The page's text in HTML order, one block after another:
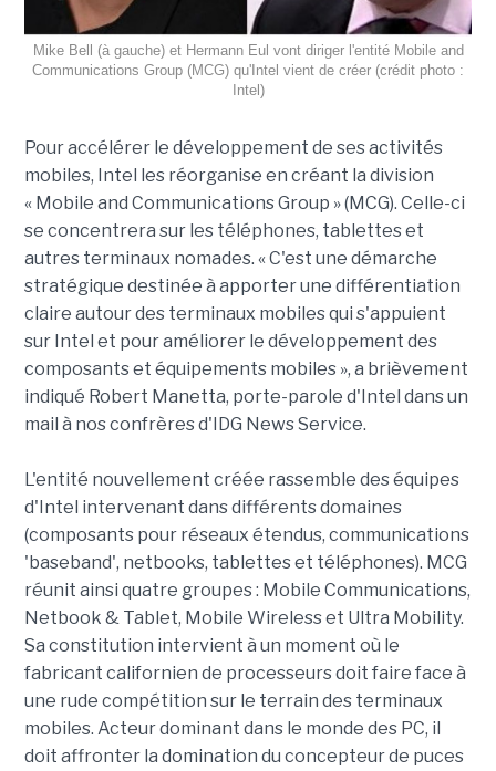
Mike Bell (à gauche) et Hermann Eul vont diriger l'entité Mobile and
Communications Group (MCG) qu'Intel vient de créer (crédit photo :
Intel)
Pour accélérer le développement de ses activités
mobiles, Intel les réorganise en créant la division
« Mobile and Communications Group » (MCG). Celle-ci
se concentrera sur les téléphones, tablettes et
autres terminaux nomades. « C'est une démarche
stratégique destinée à apporter une différentiation
claire autour des terminaux mobiles qui s'appuient
sur Intel et pour améliorer le développement des
composants et équipements mobiles », a brièvement
indiqué Robert Manetta, porte-parole d'Intel dans un
mail à nos confrères d'IDG News Service.
L'entité nouvellement créée rassemble des équipes
d'Intel intervenant dans différents domaines
(composants pour réseaux étendus, communications
'baseband', netbooks, tablettes et téléphones). MCG
réunit ainsi quatre groupes : Mobile Communications,
Netbook & Tablet, Mobile Wireless et Ultra Mobility.
Sa constitution intervient à un moment où le
fabricant californien de processeurs doit faire face à
une rude compétition sur le terrain des terminaux
mobiles. Acteur dominant dans le monde des PC, il
doit affronter la domination du concepteur de puces